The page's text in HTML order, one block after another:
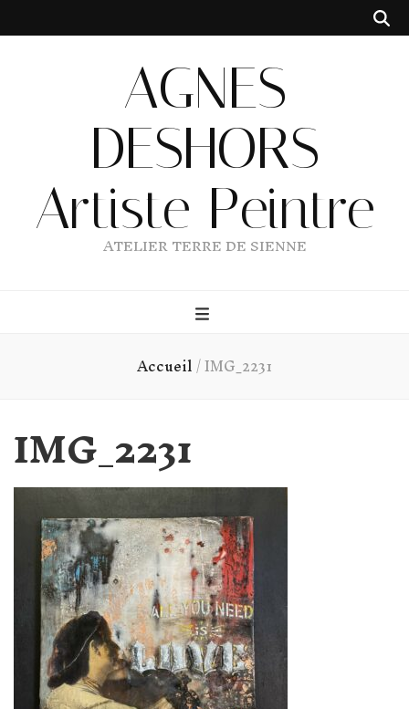
AGNES
DESHORS
Artiste Peintre
ATELIER TERRE DE SIENNE
Accueil/IMG_2231
IMG_2231